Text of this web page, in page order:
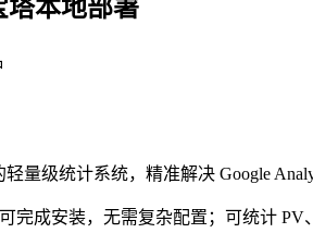
塔本地部署
量级统计系统，精准解决 Google
完成安装，无需复杂配置；可统计